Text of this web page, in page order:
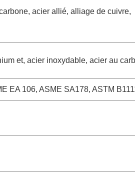
acier allié, alliage de cuivre,
et, acier inoxydable, acier au
EA 106, ASME SA178, ASTM